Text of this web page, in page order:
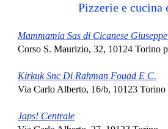
Pizzerie e cucina
Mammamia Sas di Cicanese
Corso S. Maurizio, 32, 10124 Torino
Kirkuk Snc Di Rahman Fouad E C.
Via Carlo Alberto, 16/b, 10123 Torino‎
Japs! Centrale